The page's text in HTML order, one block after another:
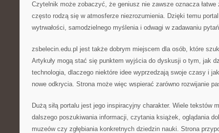
Czytelnik może zobaczyć, że geniusz nie zawsze oznacza łatwe
często rodzą się w atmosferze niezrozumienia. Dzięki temu
wytrwałości, samodzielnego myślenia i odwagi w zadawaniu
zsbelecin.edu.pl jest także dobrym miejscem dla osób, które
Artykuły mogą stać się punktem wyjścia do dyskusji o tym, jak
technologia, dlaczego niektóre idee wyprzedzają swoje czasy i
nowe odkrycia. Strona może więc wspierać zarówno rozwijanie
Dużą siłą portalu jest jego inspiracyjny charakter. Wiele tekstów
dalszego poszukiwania informacji, czytania książek, oglądania
muzeów czy zgłębiania konkretnych dziedzin nauki. Strona